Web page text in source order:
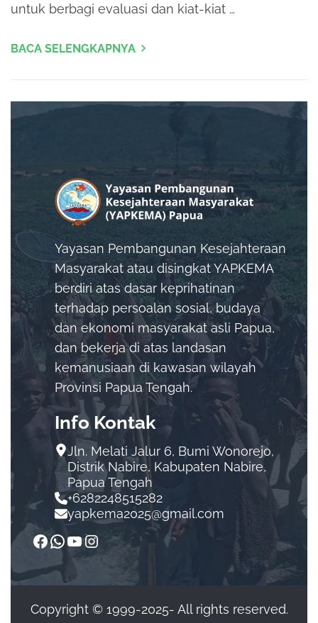
untuk berbagi evaluasi dan kiat-kiat …
BACA SELENGKAPNYA
Yayasan Pembangunan Kesejahteraan
Masyarakat atau disingkat YAPKEMA
berdiri atas dasar keprihatinan
terhadap persoalan sosial, budaya
dan ekonomi masyarakat asli Papua,
dan bekerja di atas landasan
kemanusiaan di kawasan wilayah
Provinsi Papua Tengah.
Info Kontak
Jln. Melati Jalur 6, Bumi Wonorejo,
Distrik Nabire, Kabupaten Nabire,
Papua Tengah
+6282248515282
yapkema2025@gmail.com
Copyright © 1999-2025- All rights reserved.